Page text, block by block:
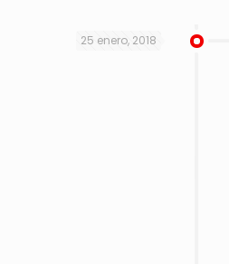
25 enero, 2018